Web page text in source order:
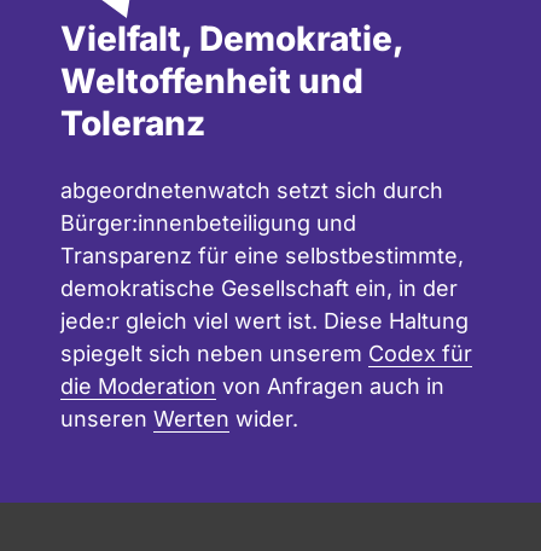
Vielfalt, Demokratie,
Weltoffenheit und
Toleranz
abgeordnetenwatch setzt sich durch
Bürger:innenbeteiligung und
Transparenz für eine selbstbestimmte,
demokratische Gesellschaft ein, in der
jede:r gleich viel wert ist. Diese Haltung
spiegelt sich neben unserem Codex für
die Moderation von Anfragen auch in
unseren Werten wider.